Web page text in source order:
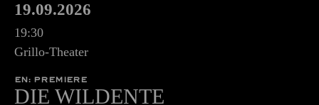
19.09.2026
19:30
Grillo-Theater
EN: PREMIERE
DIE WILDENTE